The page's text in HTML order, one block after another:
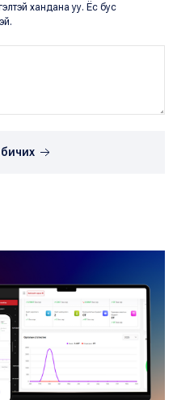
хандана уу. Ёс бус